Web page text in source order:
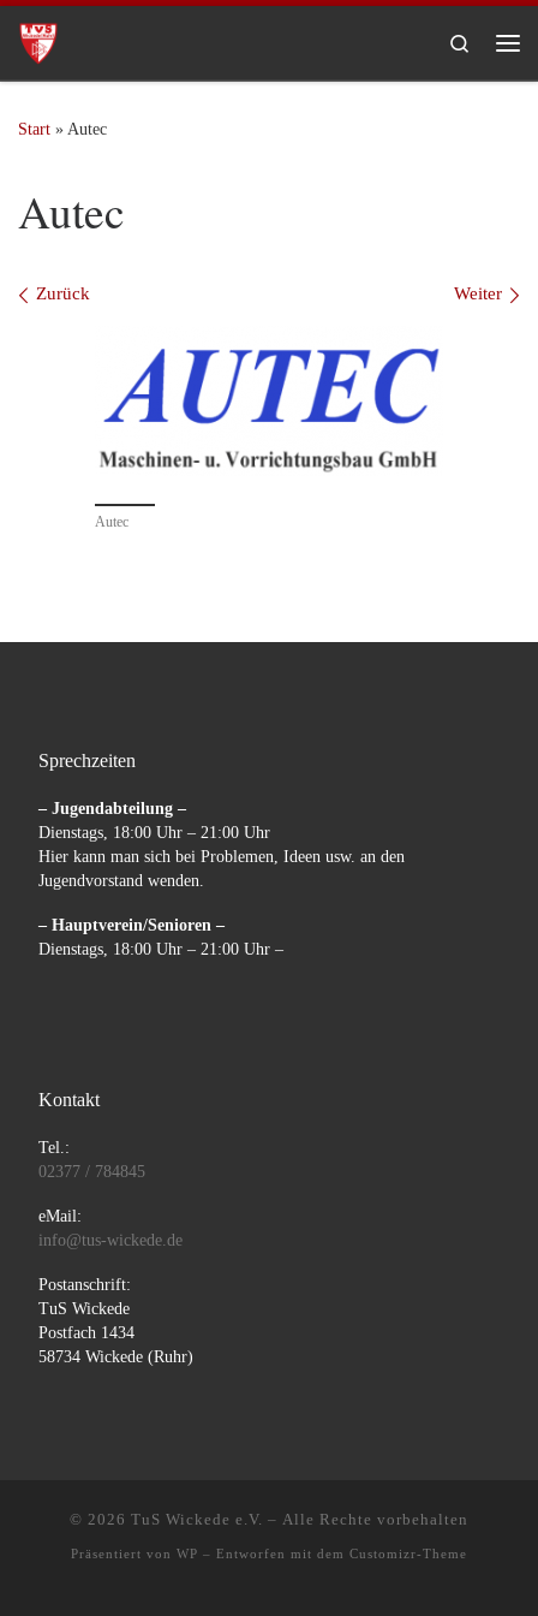
Zum Inhalt springen
Search
Start » Autec
Autec
Bilder Navigation
Zurück Weiter
Autec
Sprechzeiten
– Jugendabteilung –
Dienstags, 18:00 Uhr – 21:00 Uhr
Hier kann man sich bei Problemen, Ideen usw. an den
Jugendvorstand wenden.
– Hauptverein/Senioren –
Dienstags, 18:00 Uhr – 21:00 Uhr –
Kontakt
Tel.:
02377 / 784845
eMail:
info@tus-wickede.de
Postanschrift:
TuS Wickede
Postfach 1434
58734 Wickede (Ruhr)
© 2026 TuS Wickede e.V. – Alle Rechte vorbehalten
Präsentiert von WP – Entworfen mit dem Customizr-Theme